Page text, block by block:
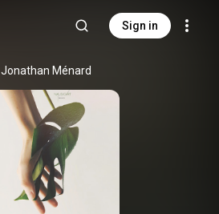
Sign in
Jonathan Ménard